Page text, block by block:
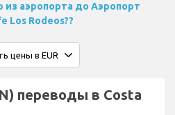
из аэропорта до Аэропорт
Los Rodeos??
переводы в Costa